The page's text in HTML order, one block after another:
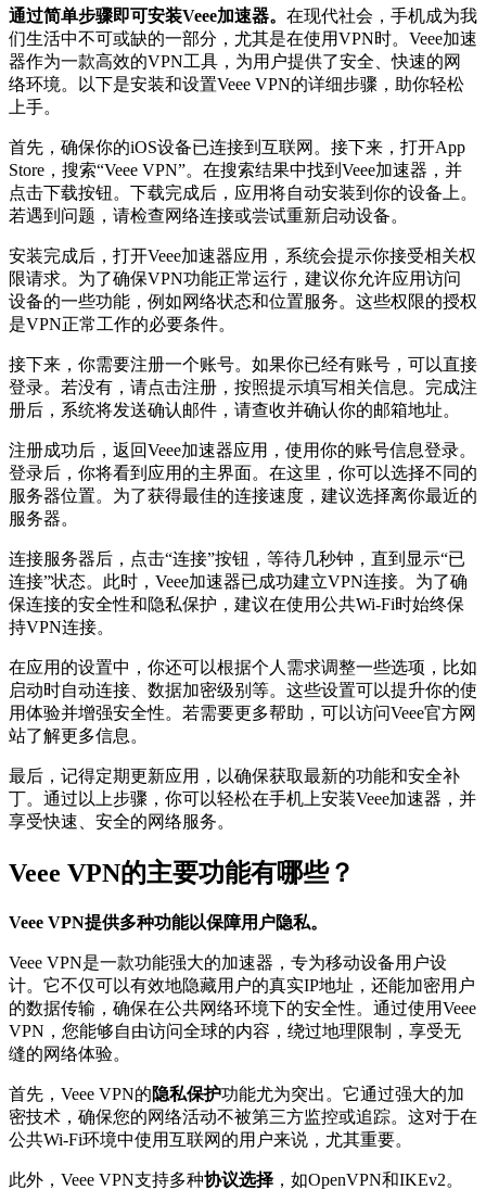
通过简单步骤即可安装Veee加速器。 在现代社会，手机成为我
们生活中不可或缺的一部分，尤其是在使用VPN时。Veee加速
器作为一款高效的VPN工具，为用户提供了安全、快速的网
络环境。以下是安装和设置Veee VPN的详细步骤，助你轻松
上手。
首先，确保你的iOS设备已连接到互联网。接下来，打开App
Store，搜索“Veee VPN”。在搜索结果中找到Veee加速器，并
点击下载按钮。下载完成后，应用将自动安装到你的设备上。
若遇到问题，请检查网络连接或尝试重新启动设备。
安装完成后，打开Veee加速器应用，系统会提示你接受相关权
限请求。为了确保VPN功能正常运行，建议你允许应用访问
设备的一些功能，例如网络状态和位置服务。这些权限的授权
是VPN正常工作的必要条件。
接下来，你需要注册一个账号。如果你已经有账号，可以直接
登录。若没有，请点击注册，按照提示填写相关信息。完成注
册后，系统将发送确认邮件，请查收并确认你的邮箱地址。
注册成功后，返回Veee加速器应用，使用你的账号信息登录。
登录后，你将看到应用的主界面。在这里，你可以选择不同的
服务器位置。为了获得最佳的连接速度，建议选择离你最近的
服务器。
连接服务器后，点击“连接”按钮，等待几秒钟，直到显示“已
连接”状态。此时，Veee加速器已成功建立VPN连接。为了确
保连接的安全性和隐私保护，建议在使用公共Wi-Fi时始终保
持VPN连接。
在应用的设置中，你还可以根据个人需求调整一些选项，比如
启动时自动连接、数据加密级别等。这些设置可以提升你的使
用体验并增强安全性。若需要更多帮助，可以访问Veee官方网
站了解更多信息。
最后，记得定期更新应用，以确保获取最新的功能和安全补
丁。通过以上步骤，你可以轻松在手机上安装Veee加速器，并
享受快速、安全的网络服务。
Veee VPN的主要功能有哪些？
Veee VPN提供多种功能以保障用户隐私。
Veee VPN是一款功能强大的加速器，专为移动设备用户设
计。它不仅可以有效地隐藏用户的真实IP地址，还能加密用户
的数据传输，确保在公共网络环境下的安全性。通过使用Veee
VPN，您能够自由访问全球的内容，绕过地理限制，享受无
缝的网络体验。
首先，Veee VPN的隐私保护功能尤为突出。它通过强大的加
密技术，确保您的网络活动不被第三方监控或追踪。这对于在
公共Wi-Fi环境中使用互联网的用户来说，尤其重要。
此外，Veee VPN支持多种协议选择 ，如OpenVPN和IKEv2。